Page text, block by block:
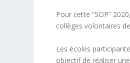
Pour cette “SOP”
collèges volontaires
Les écoles
objectif de réaliser